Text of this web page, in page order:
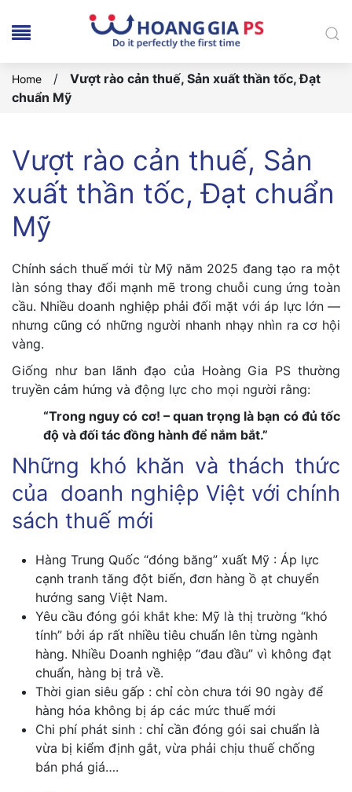
Home /
Vượt rào cản thuế, Sản xuất thần tốc, Đạt
chuẩn Mỹ
Vượt rào cản thuế, Sản
xuất thần tốc, Đạt chuẩn
Mỹ
Chính sách thuế mới từ Mỹ năm 2025 đang tạo ra một
làn sóng thay đổi mạnh mẽ trong chuỗi cung ứng toàn
cầu. Nhiều doanh nghiệp phải đối mặt với áp lực lớn —
nhưng cũng có những người nhanh nhạy nhìn ra cơ hội
vàng.
Giống như ban lãnh đạo của Hoàng Gia PS thường
truyền cảm hứng và động lực cho mọi người rằng:
“Trong nguy có cơ! – quan trọng là bạn có đủ tốc
độ và đối tác đồng hành để nắm bắt.”
Những khó khăn và thách thức
của doanh nghiệp Việt với chính
sách thuế mới
Hàng Trung Quốc “đóng băng” xuất Mỹ : Áp lực
cạnh tranh tăng đột biến, đơn hàng ồ ạt chuyển
hướng sang Việt Nam.
Yêu cầu đóng gói khắt khe: Mỹ là thị trường “khó
tính” bởi áp rất nhiều tiêu chuẩn lên từng ngành
hàng. Nhiều Doanh nghiệp “đau đầu” vì không đạt
chuẩn, hàng bị trả về.
Thời gian siêu gấp : chỉ còn chưa tới 90 ngày để
hàng hóa không bị áp các mức thuế mới
Chi phí phát sinh : chỉ cần đóng gói sai chuẩn là
vừa bị kiểm định gắt, vừa phải chịu thuế chống
bán phá giá….